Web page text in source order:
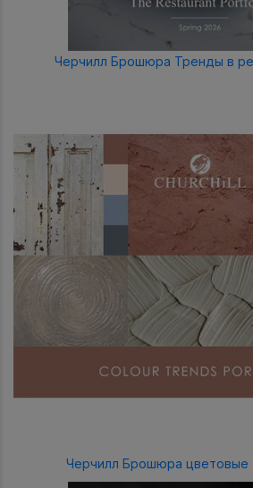
Черчилл Брошюра Тренды в
Черчилл Брошюра цветовые